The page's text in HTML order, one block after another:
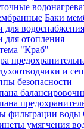
Баки
для водоснабжения
для отопления
"Краб"
и
безопасности
умягчения